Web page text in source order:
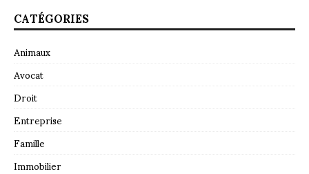
CATÉGORIES
Animaux
Avocat
Droit
Entreprise
Famille
Immobilier